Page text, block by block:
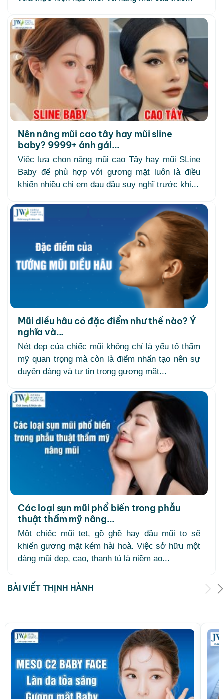
Nên nâng mũi cao tây hay mũi sline
baby? 9999+ ảnh gái...
Việc lựa chọn nâng mũi cao Tây hay mũi SLine
Baby để phù hợp với gương mặt luôn là điều
khiến nhiều chị em đau đầu suy nghĩ trước khi...
Mũi diều hâu có đặc điểm như thế nào? Ý
nghĩa và...
Nét đẹp của chiếc mũi không chỉ là yếu tố thẩm
mỹ quan trọng mà còn là điểm nhấn tạo nên sự
duyên dáng và tự tin trong gương mặt...
Các loại sụn mũi phổ biến trong phẫu
thuật thẩm mỹ nâng...
Một chiếc mũi tẹt, gồ ghề hay đầu mũi to sẽ
khiến gương mặt kém hài hoà. Việc sở hữu một
dáng mũi đẹp, cao, thanh tú là niềm ao...
BÀI VIẾT THỊNH HÀNH